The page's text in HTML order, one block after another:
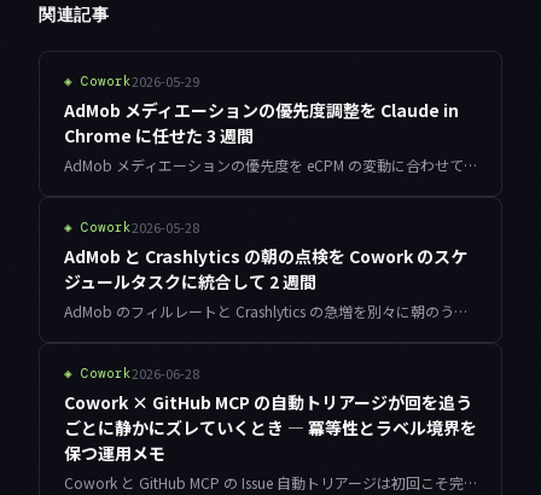
関連記事
◈ Cowork2026-05-29
AdMob メディエーションの優先度調整を Claude in
Chrome に任せた 3 週間
AdMob メディエーションの優先度を eCPM の変動に合わせて並べ替える作業を、Claude in Chrome に任せて 3 週間運用してみました。閾値の設計・プロンプトで効いた指定・空振り時の挙動・任せられない領域を、実数値とあわせて記録しています。
◈ Cowork2026-05-28
AdMob と Crashlytics の朝の点検を Cowork のスケ
ジュールタスクに統合して 2 週間
AdMob のフィルレートと Crashlytics の急増を別々に朝のうちに見ていた運用を、Cowork のスケジュールタスクで一つの朝報にまとめました。2 週間続けてみて、検知率や対処までの時間がどう変わったかを数値とあわせて記録しています。
◈ Cowork2026-06-28
Cowork × GitHub MCP の自動トリアージが回を追う
ごとに静かにズレていくとき — 冪等性とラベル境界を
保つ運用メモ
Cowork と GitHub MCP の Issue 自動トリアージは初回こそ完璧でも、無人で回し続けると重複コメント・誤再分類・レート枯渇で静かに崩れます。冪等プロンプト・ラベル境界の自己監査・件数バジェットで安定運用に持っていく実務メモです。